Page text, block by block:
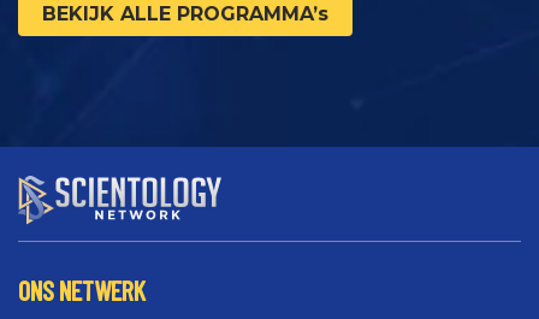
BEKIJK ALLE PROGRAMMA’s
ONS NETWERK